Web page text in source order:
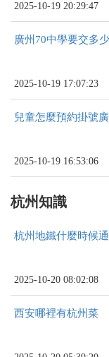
2025-10-19 20:29:47
廣州70中學要交多
2025-10-19 17:07:23
兒童怎麼預約掛號
2025-10-19 16:53:06
杭州知識
杭州地鐵什麼時候
2025-10-20 08:02:08
西安哪裡有杭州菜